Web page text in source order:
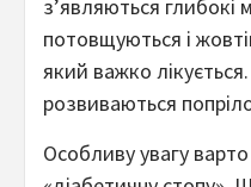
з’являються глибокі
потовщуються і
який важко
розвиваються
Особливу увагу